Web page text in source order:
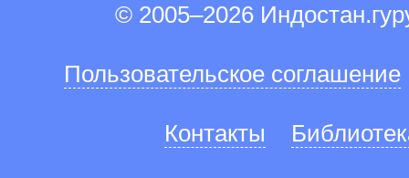
© 2005–2026
Пользовательское соглашение
Контакты